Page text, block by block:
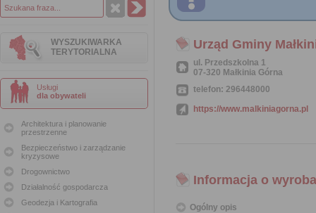
WYSZUKIWARKA
TERYTORIALNA
Usługi
dla obywateli
Architektura i planowanie
przestrzenne
Bezpieczeństwo i zarządzanie
kryzysowe
Drogownictwo
Działalność gospodarcza
Geodezja i Kartografia
Urząd Gminy
ul. Przedszkolna 1
07-320 Małkinia Górna
telefon: 296448000
https://www.malkiniagorna.pl
Informacja o
Ogólny opis